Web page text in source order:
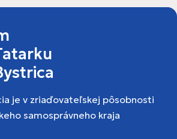
je v zriaďovateľskej pôsobnosti
samosprávneho kraja